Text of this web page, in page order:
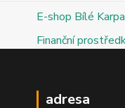
E-shop Bílé
Finanční
adresa